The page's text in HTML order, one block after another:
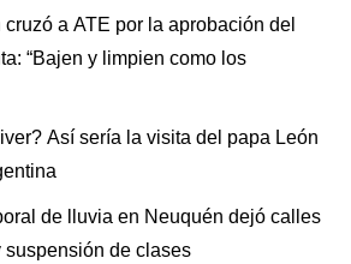
a ATE por la aprobación del
“Bajen y limpien como los
Así sería la visita del papa León
de lluvia en Neuquén dejó calles
suspensión de clases